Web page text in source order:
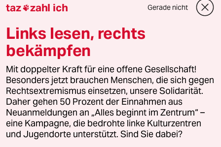
Downloads für Abonnierende
© 2026 taz Verlags und Vertriebs GmbH
Alle Rechte vorbehalten. Bei rechtlichen Fragen oder für Genehmigungen
wenden Sie sich bitte an
lizenzen@taz.de
Feedback Redaktionsstatut Kommune-Richtlinien
Leitlinie Informant Datenschutz Impressum AGB
taz zahl ich Gerade nicht
Links lesen, rechts
bekämpfen
Mit doppelter Kraft für eine offene Gesellschaft!
Besonders jetzt brauchen Menschen, die sich gegen
Rechtsextremismus einsetzen, unsere Solidarität.
Daher gehen 50 Prozent der Einnahmen aus
Neuanmeldungen an „Alles beginnt im Zentrum“ –
eine Kampagne, die bedrohte linke Kulturzentren
und Jugendorte unterstützt. Sind Sie dabei?